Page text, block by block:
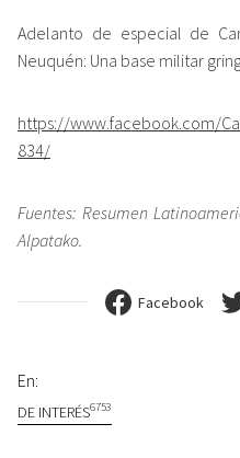
Adelanto de especial de
Neuquén: Una base militar
https://www.facebook.com/
834/
Fuentes: Resumen
Alpatako.
Facebook
En:
DE INTERÉS6753